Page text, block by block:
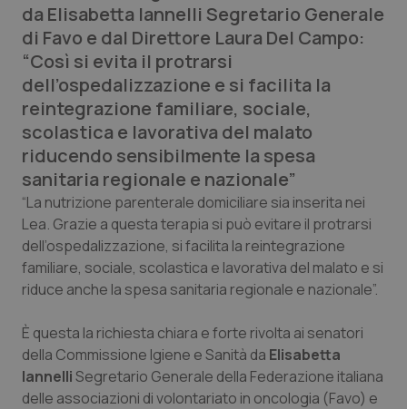
QS Pro
Professionisti Sanitari.AI
Abruzzo
Basilicata
Calabria
Campania
Emilia-Romagna
Friuli Venezia Giulia
QS Pro Gold
Artrite & artrosi
Asma & BPCO
Car-T
Colesterolo & coronaropatie
Dermatite Atopica
QS Club Newsletter
da Elisabetta Iannelli Segretario Generale
di Favo e dal Direttore Laura Del Campo:
“Così si evita il protrarsi
dell’ospedalizzazione e si facilita la
reintegrazione familiare, sociale,
scolastica e lavorativa del malato
riducendo sensibilmente la spesa
sanitaria regionale e nazionale”
“La nutrizione parenterale domiciliare sia inserita nei
Lea. Grazie a questa terapia si può evitare il protrarsi
dell’ospedalizzazione, si facilita la reintegrazione
familiare, sociale, scolastica e lavorativa del malato e si
riduce anche la spesa sanitaria regionale e nazionale”.
È questa la richiesta chiara e forte rivolta ai senatori
della Commissione Igiene e Sanità da Elisabetta
IannelliSegretario Generale della Federazione italiana
delle associazioni di volontariato in oncologia (Favo) e